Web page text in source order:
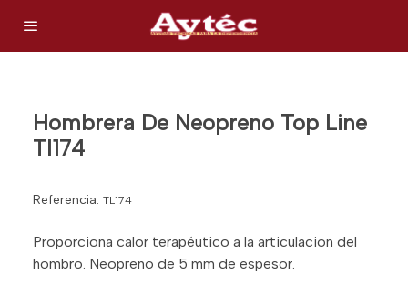
Hombrera De Neopreno Top Line
Tl174
Referencia: TL174
Proporciona calor terapéutico a la articulacion del
hombro. Neopreno de 5 mm de espesor.